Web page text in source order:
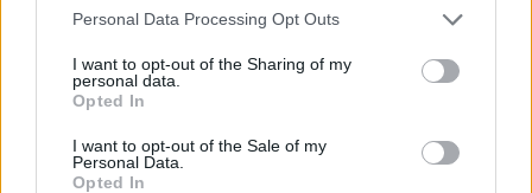
Please note that this website/app uses one or more Google
not limited to your visit or usage behaviour. You may click to
grant or deny consent to Google and its third-party tags to
use your data for below specified purposes in below Google
consent section.
Personal Data Processing Opt Outs
I want to opt-out of the Sharing of my
personal data.
Opted In
I want to opt-out of the Sale of my
Personal Data.
Opted In
A központi egység Bluetooth-on át kommunikál,
porton keresztül további eszközök - mint hangszóró - is
csatlakoztathatók, de a csomagban van négy